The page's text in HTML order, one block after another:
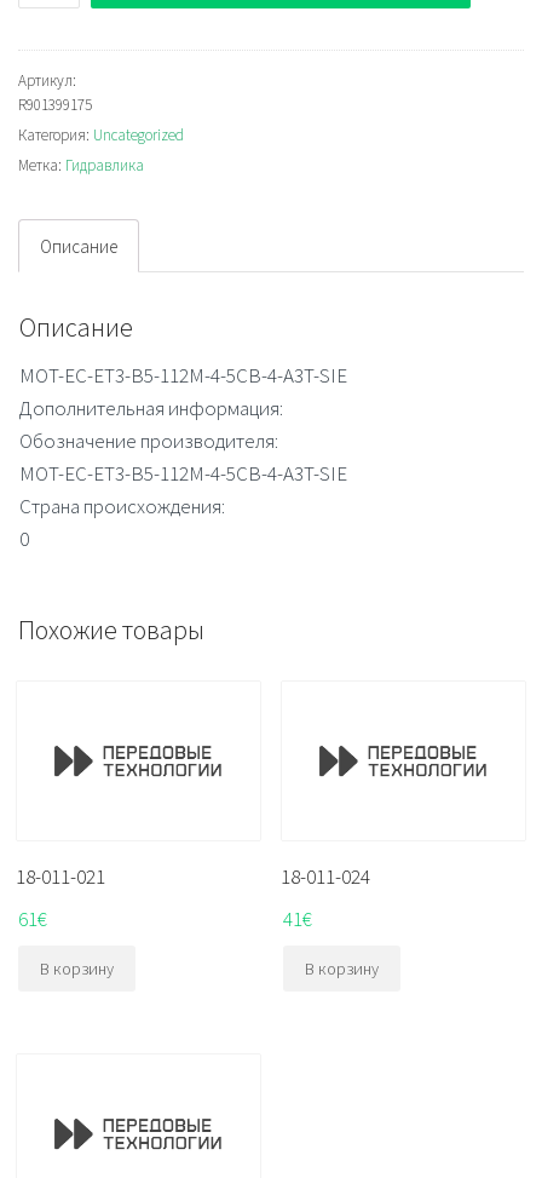
Rexroth
MOT-
EC-
ET3-
B5-
4-
5CB-
4-
SIE
Артикул:
R901399175
Категория: Uncategorized
Метка: Гидравлика
Описание
Описание
MOT-EC-ET3-B5-112M-4-5CB-4-A3T-SIE
Дополнительная информация:
Обозначение производителя:
MOT-EC-ET3-B5-112M-4-5CB-4-A3T-SIE
Страна происхождения:
0
Похожие товары
18-011-021
61€
В корзину
18-011-024
41€
В корзину